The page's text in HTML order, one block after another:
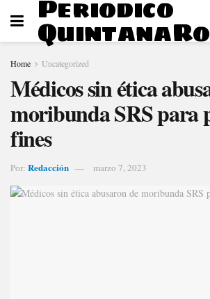
Periodico
Home Uncategorized
Médicos sin ética
moribunda SRS para
fines
Por: Redacción marzo 7, 2023